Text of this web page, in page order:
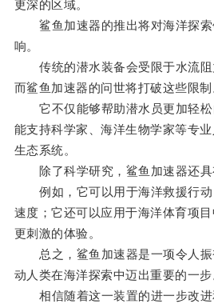
更深的区域。
鲨鱼加速器的推出将对海洋探索
响。
传统的潜水装备会受限于水流阻
而鲨鱼加速器的问世将打破这些限制
它不仅能够帮助潜水员更加轻松
能支持科学家、海洋生物学家等专
生态系统。
除了科学研究，鲨鱼加速器还具
例如，它可以用于海洋救援行动
速度；它还可以应用于海洋体育项
更刺激的体验。
总之，鲨鱼加速器是一项令人振
动人类在海洋探索中迈出重要的一步
相信随着这一装置的进一步改进